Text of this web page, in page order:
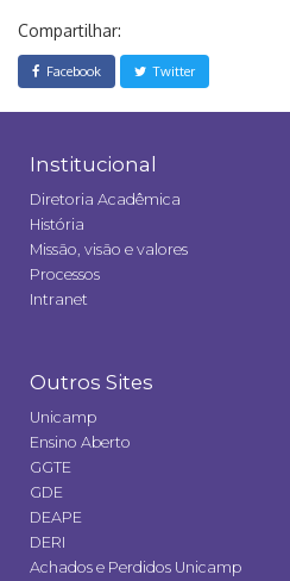
Compartilhar:
Facebook Twitter
Institucional
Diretoria Acadêmica
História
Missão, visão e valores
Processos
Intranet
Outros Sites
Unicamp
Ensino Aberto
GGTE
GDE
DEAPE
DERI
Achados e Perdidos Unicamp